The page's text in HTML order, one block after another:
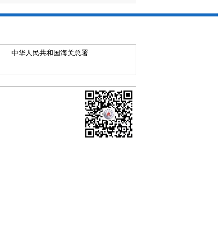
中华人民共和国海关总署